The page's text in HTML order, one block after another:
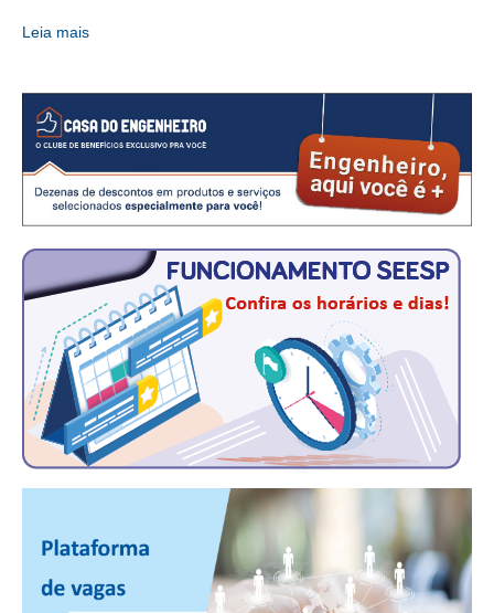
NÚCLEO DA MULHER ENGENHEIRA
TRANSPARÊNCIA
JURÍDICO
CONSULTORIA
ACORDOS, CONVENÇÕES E DISSÍDIOS
CONTRIBUIÇÕES
CONTRIBUIÇÃO ASSISTENCIAL
CONTRIBUIÇÃO ASSOCIATIVA OU ANUIDADE DE SÓCIO
CONTRIBUIÇÃO SINDICAL URBANA
REVISÃO DE APOSENTADORIA
FGTS EXPURGOS
FGTS CORREÇÃO
Leia mais